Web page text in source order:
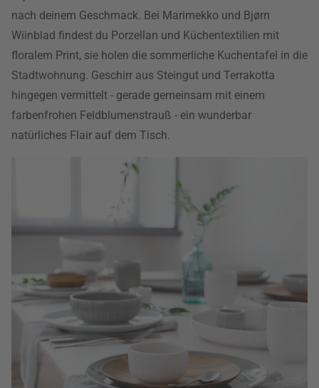
nach deinem Geschmack. Bei Marimekko und Bjørn
Wiinblad findest du Porzellan und Küchentextilien mit
floralem Print, sie holen die sommerliche Kuchentafel in die
Stadtwohnung. Geschirr aus Steingut und Terrakotta
hingegen vermittelt - gerade gemeinsam mit einem
farbenfrohen Feldblumenstrauß - ein wunderbar
natürliches Flair auf dem Tisch.